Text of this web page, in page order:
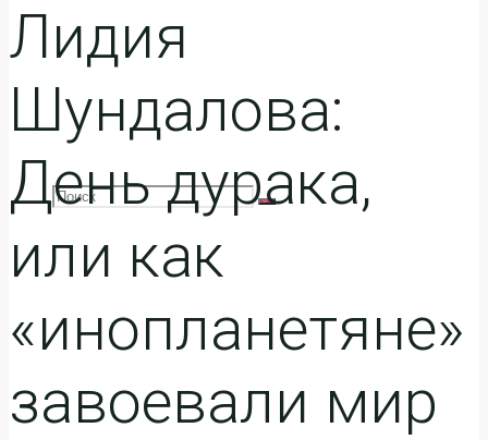
Структура
Документы
Поиск
Что
искать:
Поиск
Лидия
Шундалова:
День дурака,
или как
«инопланетяне»
завоевали мир